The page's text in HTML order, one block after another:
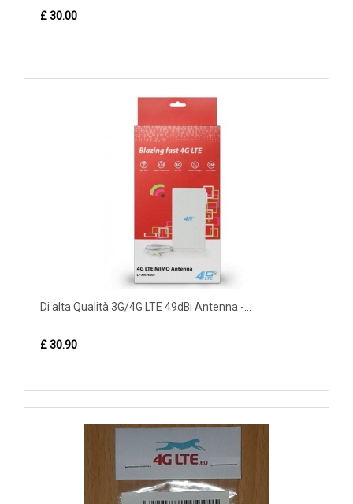
£ 30.00
Di alta Qualità 3G/4G LTE 49dBi Antenna -...
£ 30.90